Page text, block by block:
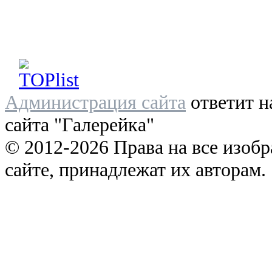
Администрация сайта ответит
сайта "Галерейка"
© 2012-2026 Права на все
сайте, принадлежат их авторам.